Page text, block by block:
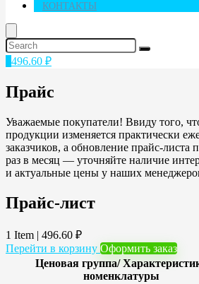
КОНТАКТЫ
496.60 ₽
Прайс
Уважаемые покупатели! Ввиду того,
продукции изменяется практически
заказчиков, а обновление прайс-листа
раз в месяц — уточняйте наличие
и актуальные цены у наших
Прайс-лист
1 Item | 496.60 ₽
Перейти в корзину Оформить заказ
Ценовая группа/
номенклатуры